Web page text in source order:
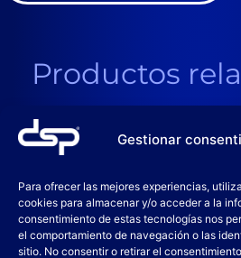
Gestionar
Para ofrecer las mejores experiencias,
cookies para almacenar y/o acceder a la
consentimiento de estas tecnologías nos
el comportamiento de navegación o las
sitio. No consentir o retirar el
Productos